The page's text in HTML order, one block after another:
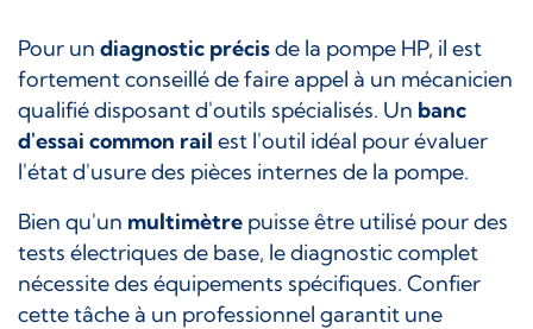
Pour un diagnostic précisde la pompe HP, il est
fortement conseillé de faire appel à un mécanicien
qualifié disposant d'outils spécialisés. Un banc
d'essai common rail est l'outil idéal pour évaluer
l'état d'usure des pièces internes de la pompe.
Bien qu'un multimètre puisse être utilisé pour des
tests électriques de base, le diagnostic complet
nécessite des équipements spécifiques. Confier
cette tâche à un professionnel garantit une